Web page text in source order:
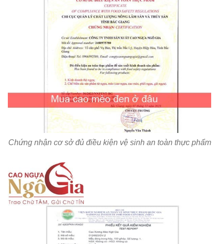
Chứng nhận cơ sở đủ điều kiện vệ sinh an toàn thực phẩm